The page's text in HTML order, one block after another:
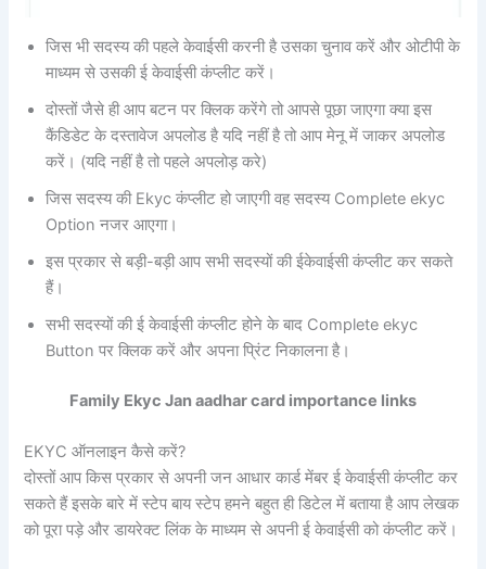
जिस भी सदस्य की पहले केवाईसी करनी है उसका चुनाव करें और ओटीपी के
माध्यम से उसकी ई केवाईसी कंप्लीट करें।
दोस्तों जैसे ही आप बटन पर क्लिक करेंगे तो आपसे पूछा जाएगा क्या इस
कैंडिडेट के दस्तावेज अपलोड है यदि नहीं है तो आप मेनू में जाकर अपलोड
करें। (यदि नहीं है तो पहले अपलोड़ करे)
जिस सदस्य की Ekyc कंप्लीट हो जाएगी वह सदस्य Complete ekyc
Option नजर आएगा।
इस प्रकार से बड़ी-बड़ी आप सभी सदस्यों की ईकेवाईसी कंप्लीट कर सकते
हैं।
सभी सदस्यों की ई केवाईसी कंप्लीट होने के बाद Complete ekyc
Button पर क्लिक करें और अपना प्रिंट निकालना है।
Family Ekyc Jan aadhar card importance links
EKYC ऑनलाइन कैसे करें?
दोस्तों आप किस प्रकार से अपनी जन आधार कार्ड मेंबर ई केवाईसी कंप्लीट कर
सकते हैं इसके बारे में स्टेप बाय स्टेप हमने बहुत ही डिटेल में बताया है आप लेखक
को पूरा पड़े और डायरेक्ट लिंक के माध्यम से अपनी ई केवाईसी को कंप्लीट करें।